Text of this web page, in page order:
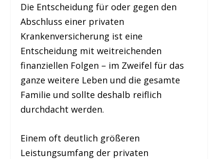
Die Entscheidung für oder gegen den
Abschluss einer privaten
Krankenversicherung ist eine
Entscheidung mit weitreichenden
finanziellen Folgen – im Zweifel für das
ganze weitere Leben und die gesamte
Familie und sollte deshalb reiflich
durchdacht werden.
Einem oft deutlich größeren
Leistungsumfang der privaten